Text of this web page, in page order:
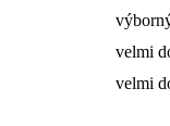
velmi
velmi